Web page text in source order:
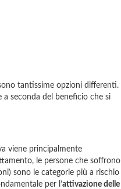
tantissime opzioni differenti.
a seconda del beneficio che si
viene principalmente
le persone che soffrono
sono le categorie più a rischio
per l’attivazione delle